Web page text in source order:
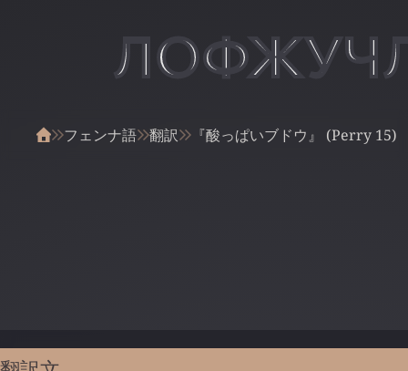
フェンナ語 翻訳 『酸っぱいブドウ』 (Perry 15)